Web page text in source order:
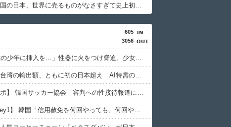
経済大国の日本、世界に売るものがなさすぎて史上初めて韓国台湾に輸出額抜かされ
605
3056
「14歳の少年に挿入を…」性器に火をつけ脅迫、少女達はモップで…657人が死亡した韓国“最悪の人権侵害”のおぞましすぎる実態
韓国と台湾の輸出額、ともに初の日本超え AI特需の恩恵で差 26年上期
【東スポ】 韓国サッカー協会 審判への性接待報道にＳＮＳ紛糾「徹底追及」「２００２年はどうなの？」
【Money1】 韓国「信用赦免を何回やっても、何回やっても」⇒ 257万人赦免したのに60万人がまた延滞者に転落！